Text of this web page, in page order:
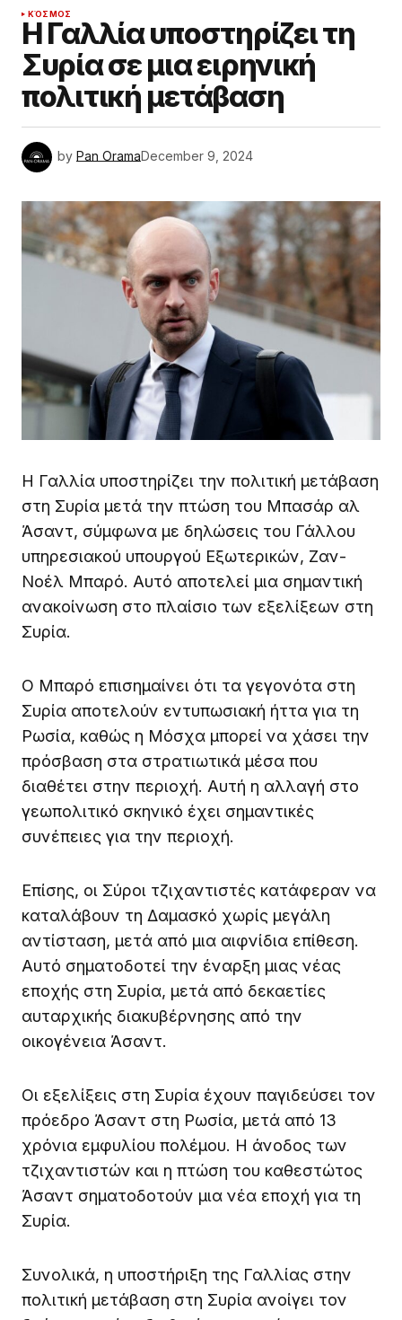
ΚΌΣΜΟΣ
Η Γαλλία υποστηρίζει τη
Συρία σε μια ειρηνική
πολιτική μετάβαση
by Pan OramaDecember 9, 2024
Η Γαλλία υποστηρίζει την πολιτική μετάβαση
στη Συρία μετά την πτώση του Μπασάρ αλ
Άσαντ, σύμφωνα με δηλώσεις του Γάλλου
υπηρεσιακού υπουργού Εξωτερικών, Ζαν-
Νοέλ Μπαρό. Αυτό αποτελεί μια σημαντική
ανακοίνωση στο πλαίσιο των εξελίξεων στη
Συρία.
Ο Μπαρό επισημαίνει ότι τα γεγονότα στη
Συρία αποτελούν εντυπωσιακή ήττα για τη
Ρωσία, καθώς η Μόσχα μπορεί να χάσει την
πρόσβαση στα στρατιωτικά μέσα που
διαθέτει στην περιοχή. Αυτή η αλλαγή στο
γεωπολιτικό σκηνικό έχει σημαντικές
συνέπειες για την περιοχή.
Επίσης, οι Σύροι τζιχαντιστές κατάφεραν να
καταλάβουν τη Δαμασκό χωρίς μεγάλη
αντίσταση, μετά από μια αιφνίδια επίθεση.
Αυτό σηματοδοτεί την έναρξη μιας νέας
εποχής στη Συρία, μετά από δεκαετίες
αυταρχικής διακυβέρνησης από την
οικογένεια Άσαντ.
Οι εξελίξεις στη Συρία έχουν παγιδεύσει τον
πρόεδρο Άσαντ στη Ρωσία, μετά από 13
χρόνια εμφυλίου πολέμου. Η άνοδος των
τζιχαντιστών και η πτώση του καθεστώτος
Άσαντ σηματοδοτούν μια νέα εποχή για τη
Συρία.
Συνολικά, η υποστήριξη της Γαλλίας στην
πολιτική μετάβαση στη Συρία ανοίγει τον